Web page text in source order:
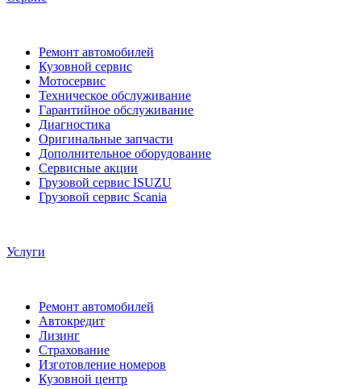
Кузовной сервис
Мотосервис
Техническое обслуживание
Гарантийное обслуживание
Диагностика
Оригинальные запчасти
Дополнительное оборудование
Сервисные акции
Грузовой сервис ISUZU
Грузовой сервис Scania
Автокредит
Лизинг
Страхование
Изготовление номеров
Кузовной центр
Кафе «Автопорт»